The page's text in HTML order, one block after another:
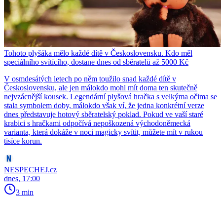
Tohoto plyšáka mělo každé dítě v Československu. Kdo měl
speciálního svítícího, dostane dnes od sběratelů až 5000 Kč
V osmdesátých letech po něm toužilo snad každé dítě v
Československu, ale jen málokdo mohl mít doma ten skutečně
nejvzácnější kousek. Legendární plyšová hračka s velkýma očima se
stala symbolem doby, málokdo však ví, že jedna konkrétní verze
dnes představuje hotový sběratelský poklad. Pokud ve vaší staré
krabici s hračkami odpočívá nepoškozená východoněmecká
varianta, která dokáže v noci magicky svítit, můžete mít v rukou
tisíce korun.
NESPECHEJ.cz
dnes, 17:00
3 min